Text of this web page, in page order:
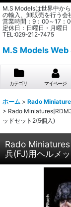
M.S Modelsは世界中か
の輸入、卸販売を行う会
営業時間：9：00～17：
定休日：日曜日・月曜日
TEL:029-212-7475
M.S Models Web
カテゴリ マイページ
ホーム > Rado
> Rado
ッドセット2(5個入)
Rado
兵(FJ)用ヘルメ